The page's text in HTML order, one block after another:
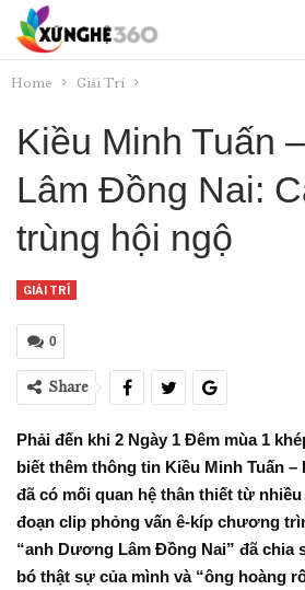
Home Giải Trí
Kiều Minh Tuấn
Lâm Đồng Nai:
trùng hội ngộ
GIẢI TRÍ
0
Share
Phải đến khi 2 Ngày 1 Đêm mùa 1
biết thêm thông tin Kiều Minh Tuấn
đã có mối quan hệ thân thiết từ
đoạn clip phỏng vấn ê-kíp chương
“anh Dương Lâm Đồng Nai” đã chia
bó thật sự của mình và “ông hoàng